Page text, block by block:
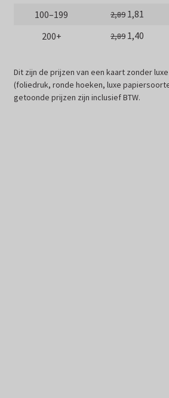
100–199
2,89 1,81
200+
2,89 1,40
Dit zijn de prijzen van een kaart zonder
(foliedruk, ronde hoeken, luxe
getoonde prijzen zijn inclusief BTW.